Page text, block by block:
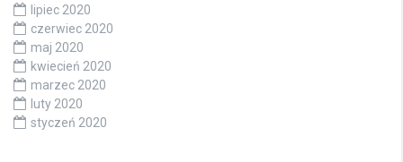
lipiec 2020
czerwiec 2020
maj 2020
kwiecień 2020
marzec 2020
luty 2020
styczeń 2020